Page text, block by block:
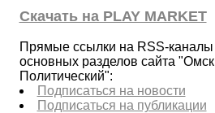
Скачать на PLAY MARKET
Прямые ссылки на RSS-каналы
основных разделов сайта "Омск
Политический":
Подписаться на новости
Подписаться на публикации